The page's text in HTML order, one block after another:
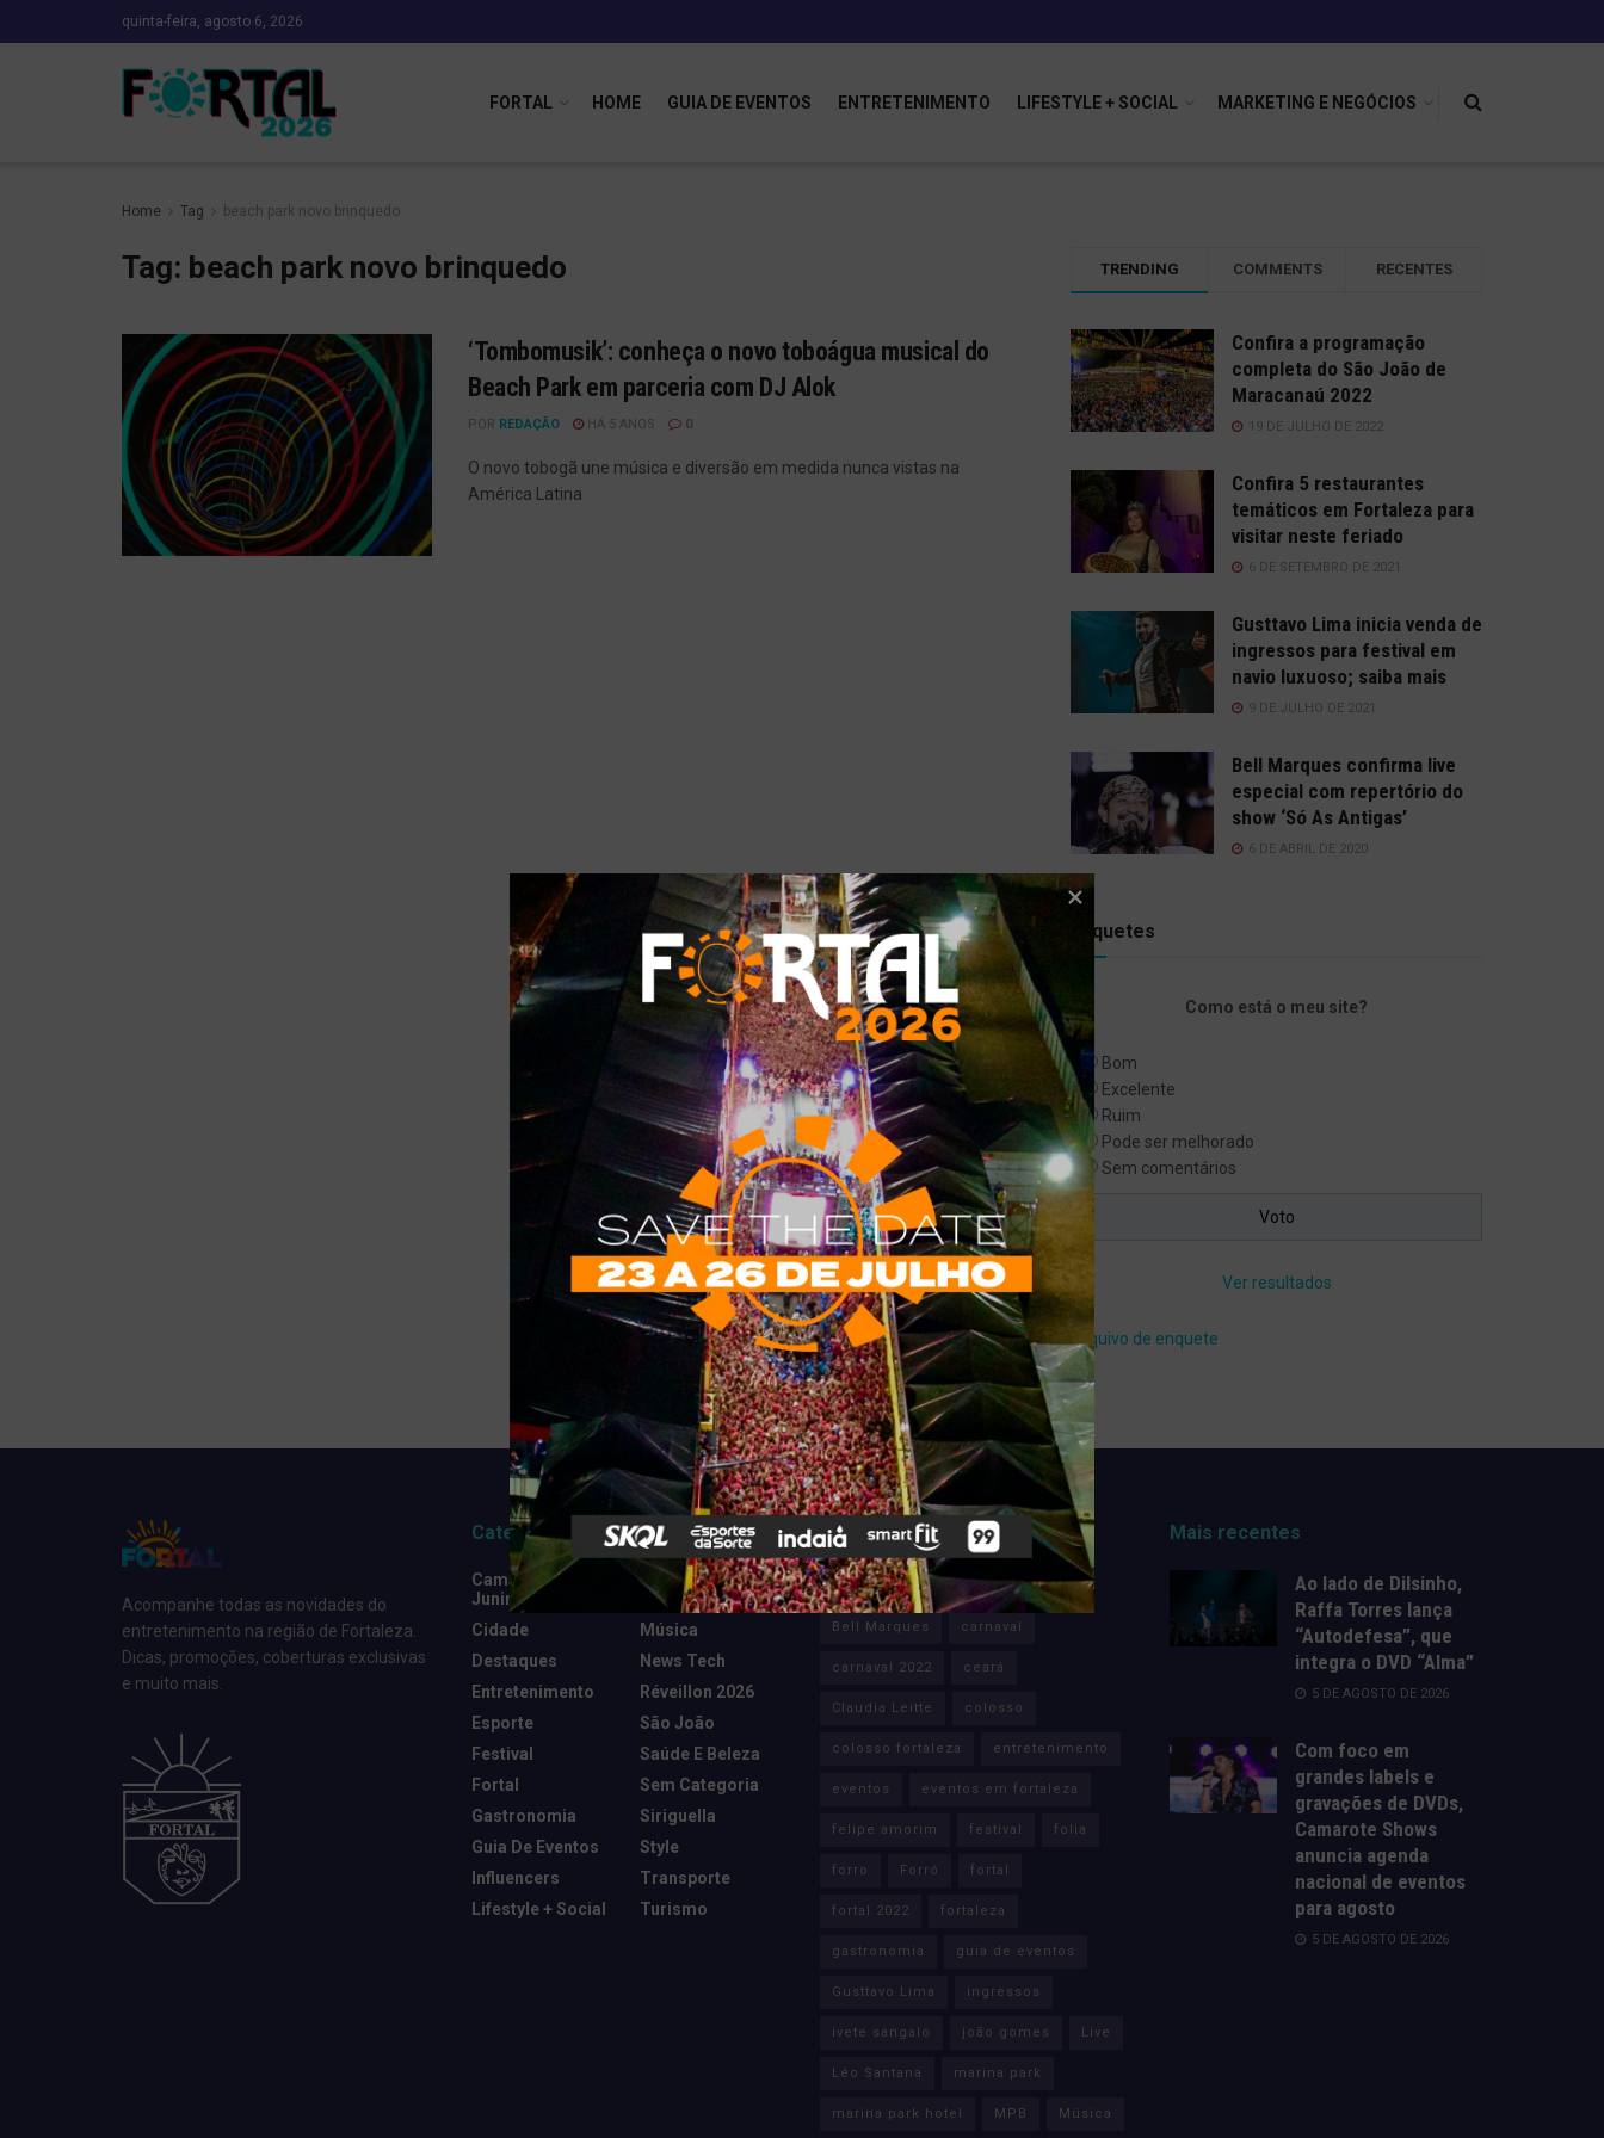
quinta-feira, agosto 6, 2026
FORTAL HOME GUIA DE EVENTOS ENTRETENIMENTO LIFESTYLE + SOCIAL MARKETING E NEGÓCIOS
Home Tag beach park novo brinquedo
Tag: beach park novo brinquedo
‘Tombomusik’: conheça o novo toboágua musical do
Beach Park em parceria com DJ Alok
POR REDAÇÃO HÁ 5 ANOS 0
O novo tobogã une música e diversão em medida nunca vistas na
América Latina
TRENDING COMMENTS RECENTES
Confira a programação
completa do São João de
Maracanaú 2022
19 DE JULHO DE 2022
Confira 5 restaurantes
temáticos em Fortaleza para
visitar neste feriado
6 DE SETEMBRO DE 2021
Gusttavo Lima inicia venda de
ingressos para festival em
navio luxuoso; saiba mais
9 DE JULHO DE 2021
Bell Marques confirma live
especial com repertório do
show ‘Só As Antigas’
6 DE ABRIL DE 2020
Enquetes
Como está o meu site?
Bom
Excelente
Ruim
Pode ser melhorado
Sem comentários
Ver resultados
Arquivo de enquete
Acompanhe todas as novidades do
entretenimento na região de Fortaleza.
Dicas, promoções, coberturas exclusivas
e muito mais.
Categorias
Camarote Vip
Junino
Cidade
Destaques
Entretenimento
Esporte
Festival
Fortal
Gastronomia
Guia De Eventos
Influencers
Lifestyle + Social
Marketing E
Negócios
Música
News Tech
Réveillon 2026
São João
Saúde E Beleza
Sem Categoria
Siriguella
Style
Transporte
Turismo
Tags
Anitta Axé Banda Eva
Bell Marques carnaval
carnaval 2022 ceará
Claudia Leitte colosso
colosso fortaleza entretenimento
eventos eventos em fortaleza
felipe amorim festival folia
forro Forró fortal
fortal 2022 fortaleza
gastronomia guia de eventos
Gusttavo Lima ingressos
ivete sangalo joão gomes Live
Léo Santana marina park
marina park hotel MPB Música
Mais recentes
Ao lado de Dilsinho,
Raffa Torres lança
“Autodefesa”, que
integra o DVD “Alma”
5 DE AGOSTO DE 2026
Com foco em
grandes labels e
gravações de DVDs,
Camarote Shows
anuncia agenda
nacional de eventos
para agosto
5 DE AGOSTO DE 2026